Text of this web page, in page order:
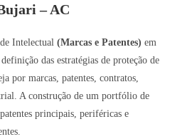
– AC
Intelectual(Marcas e Patentes) em
definição das estratégias de proteção de
por marcas, patentes, contratos,
A construção de um portfólio de
principais, periféricas e